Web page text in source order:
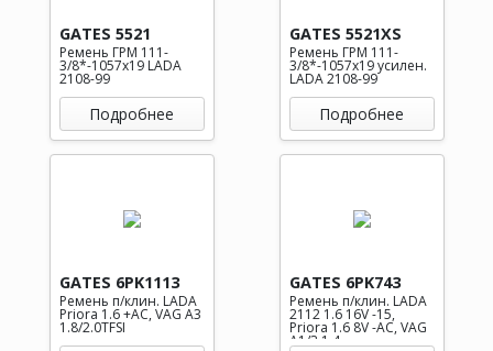
GATES 5521
Ремень ГРМ 111-
3/8*-1057x19 LADA
2108-99
Подробнее
GATES 5521XS
Ремень ГРМ 111-
3/8*-1057x19 усилен.
LADA 2108-99
Подробнее
GATES 6PK1113
Ремень п/клин. LADA
Priora 1.6 +AC, VAG A3
1.8/2.0TFSI
GATES 6PK743
Ремень п/клин. LADA
2112 1.6 16V -15,
Priora 1.6 8V -AC, VAG
A1/3 1.4